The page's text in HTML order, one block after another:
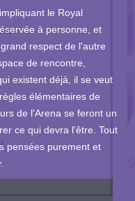
le Royal
à personne, et
respect de l'autre
de rencontre,
existent déjà, il se veut
élémentaires de
de l'Arena se feront un
ce qui devra l'être. Tout
pensées purement et